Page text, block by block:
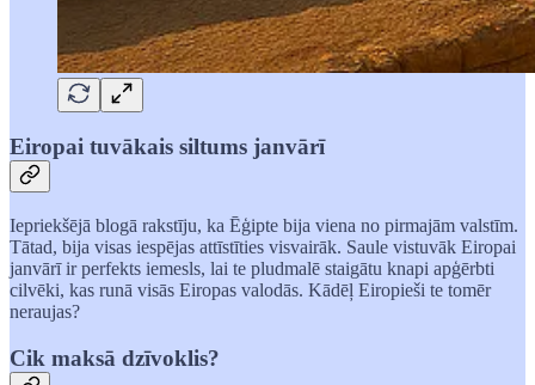
Eiropai tuvākais siltums janvārī
Iepriekšējā blogā rakstīju, ka Ēģipte bija viena no pirmajām valstīm.
Tātad, bija visas iespējas attīstīties visvairāk. Saule vistuvāk Eiropai
janvārī ir perfekts iemesls, lai te pludmalē staigātu knapi apģērbti
cilvēki, kas runā visās Eiropas valodās. Kādēļ Eiropieši te tomēr
neraujas?
Cik maksā dzīvoklis?